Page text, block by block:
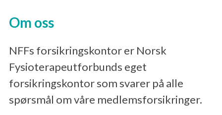
PRISER
KONTAKT
MELD SKADE
Om oss
NFFs forsikringskontor er Norsk
Fysioterapeutforbunds eget
forsikringskontor som svarer på alle
spørsmål om våre medlemsforsikringer.